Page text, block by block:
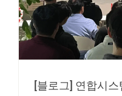
[블로그] 연합시